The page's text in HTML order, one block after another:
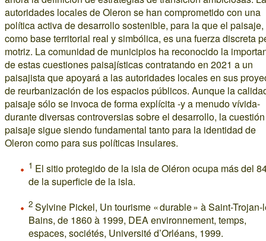
autoridades locales de Oleron se han comprometido con una
política activa de desarrollo sostenible, para la que el paisaje,
como base territorial real y simbólica, es una fuerza discreta
motriz. La comunidad de municipios ha reconocido la
de estas cuestiones paisajísticas contratando en 2021 a un
paisajista que apoyará a las autoridades locales en sus
de reurbanización de los espacios públicos. Aunque la
paisaje sólo se invoca de forma explícita -y a menudo vívida-
durante diversas controversias sobre el desarrollo, la
paisaje sigue siendo fundamental tanto para la identidad de
Oleron como para sus políticas insulares.
1 El sitio protegido de la isla de Oléron ocupa más del
de la superficie de la isla.
2 Sylvine Pickel, Un tourisme « durable » à Saint-Trojan-
Bains, de 1860 à 1999, DEA environnement, temps,
espaces, sociétés, Université d’Orléans, 1999.